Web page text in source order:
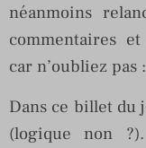
néanmoins
commentaires
car n’oubliez pas
Dans ce billet du
(logique non